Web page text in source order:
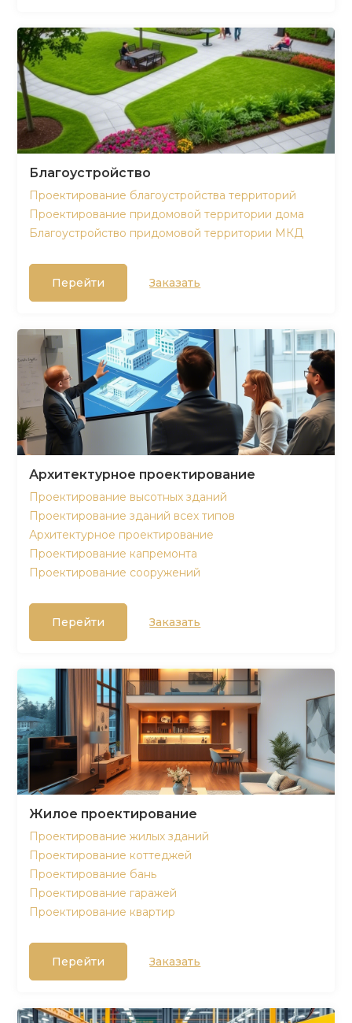
Благоустройство
Проектирование благоустройства территорий
Проектирование придомовой территории дома
Благоустройство придомовой территории МКД
Перейти Заказать
Архитектурное проектирование
Проектирование высотных зданий
Проектирование зданий всех типов
Архитектурное проектирование
Проектирование капремонта
Проектирование сооружений
Перейти Заказать
Жилое проектирование
Проектирование жилых зданий
Проектирование коттеджей
Проектирование бань
Проектирование гаражей
Проектирование квартир
Перейти Заказать